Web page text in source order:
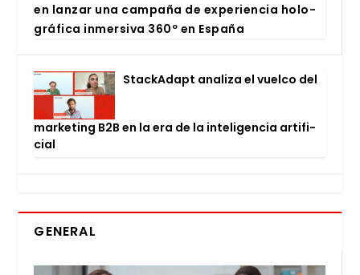
en lan­zar una cam­pa­ña de expe­rien­cia holo­
grá­fi­ca inmer­si­va 360º en Espa­ña
Stac­kA­dapt ana­li­za el vuel­co del
mar­ke­ting B2B en la era de la inte­li­gen­cia arti­fi­
cial
GENERAL